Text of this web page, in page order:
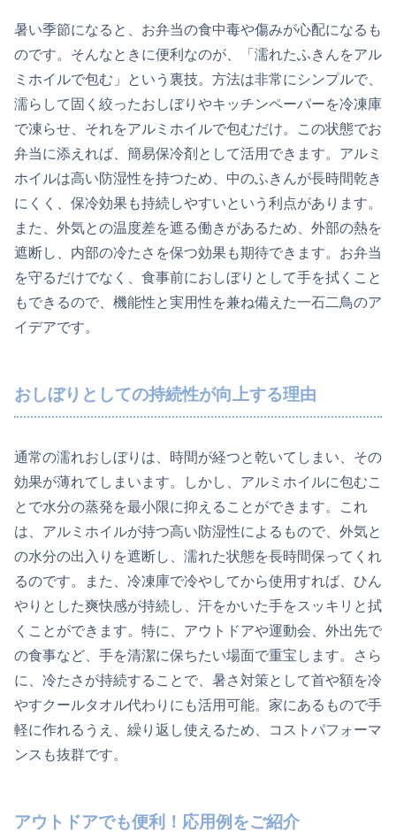
暑い季節になると、お弁当の食中毒や傷みが心配になるも
のです。そんなときに便利なのが、「濡れたふきんをアル
ミホイルで包む」という裏技。方法は非常にシンプルで、
濡らして固く絞ったおしぼりやキッチンペーパーを冷凍庫
で凍らせ、それをアルミホイルで包むだけ。この状態でお
弁当に添えれば、簡易保冷剤として活用できます。アルミ
ホイルは高い防湿性を持つため、中のふきんが長時間乾き
にくく、保冷効果も持続しやすいという利点があります。
また、外気との温度差を遮る働きがあるため、外部の熱を
遮断し、内部の冷たさを保つ効果も期待できます。お弁当
を守るだけでなく、食事前におしぼりとして手を拭くこと
もできるので、機能性と実用性を兼ね備えた一石二鳥のア
イデアです。
おしぼりとしての持続性が向上する理由
通常の濡れおしぼりは、時間が経つと乾いてしまい、その
効果が薄れてしまいます。しかし、アルミホイルに包むこ
とで水分の蒸発を最小限に抑えることができます。これ
は、アルミホイルが持つ高い防湿性によるもので、外気と
の水分の出入りを遮断し、濡れた状態を長時間保ってくれ
るのです。また、冷凍庫で冷やしてから使用すれば、ひん
やりとした爽快感が持続し、汗をかいた手をスッキリと拭
くことができます。特に、アウトドアや運動会、外出先で
の食事など、手を清潔に保ちたい場面で重宝します。さら
に、冷たさが持続することで、暑さ対策として首や額を冷
やすクールタオル代わりにも活用可能。家にあるもので手
軽に作れるうえ、繰り返し使えるため、コストパフォーマ
ンスも抜群です。
アウトドアでも便利！応用例をご紹介